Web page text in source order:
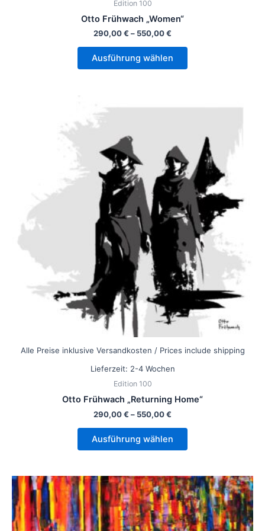
Edition 100
Otto Frühwach „Women“
290,00€ – 550,00€
Ausführung wählen
Alle Preise inklusive Versandkosten / Prices include shipping
Lieferzeit: 2-4 Wochen
Edition 100
Otto Frühwach „Returning Home“
290,00€ – 550,00€
Ausführung wählen
mehrere
Varianten
auf.
Die
Optionen
können
auf
der
Produktseite
gewählt
werden
Dieses
Produkt
weist
mehrere